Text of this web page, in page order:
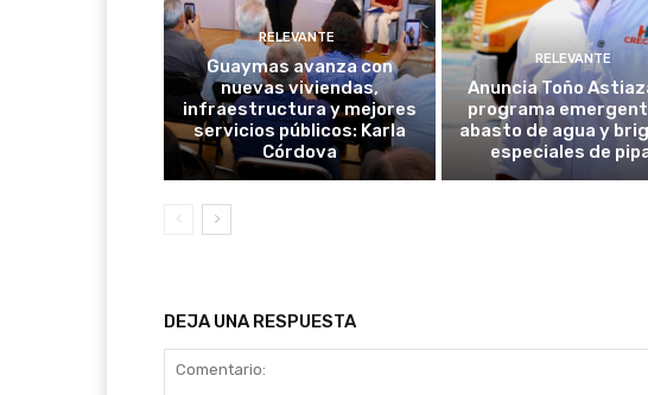
RELEVANTE
Guaymas avanza con
nuevas viviendas,
infraestructura y mejores
servicios públicos: Karla
Córdova
RELEVANTE
Anuncia Toño
programa
abasto de agua y
especiales de
DEJA UNA RESPUESTA